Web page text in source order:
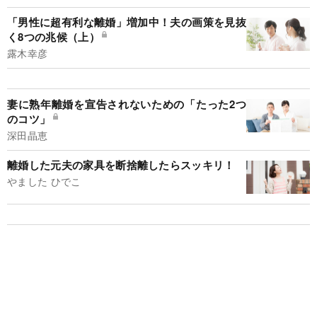
「男性に超有利な離婚」増加中！夫の画策を見抜
く8つの兆候（上）
露木幸彦
妻に熟年離婚を宣告されないための「たった2つ
のコツ」
深田晶恵
離婚した元夫の家具を断捨離したらスッキリ！
やました ひでこ